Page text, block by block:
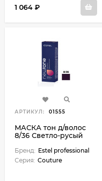
1 064 ₽
АРТИКУЛ: 01555
МАСКА тон д/волос
8/36 Светло-русый
фиолетовый 60 мл
Бренд: Estel professional
Серия: Couture